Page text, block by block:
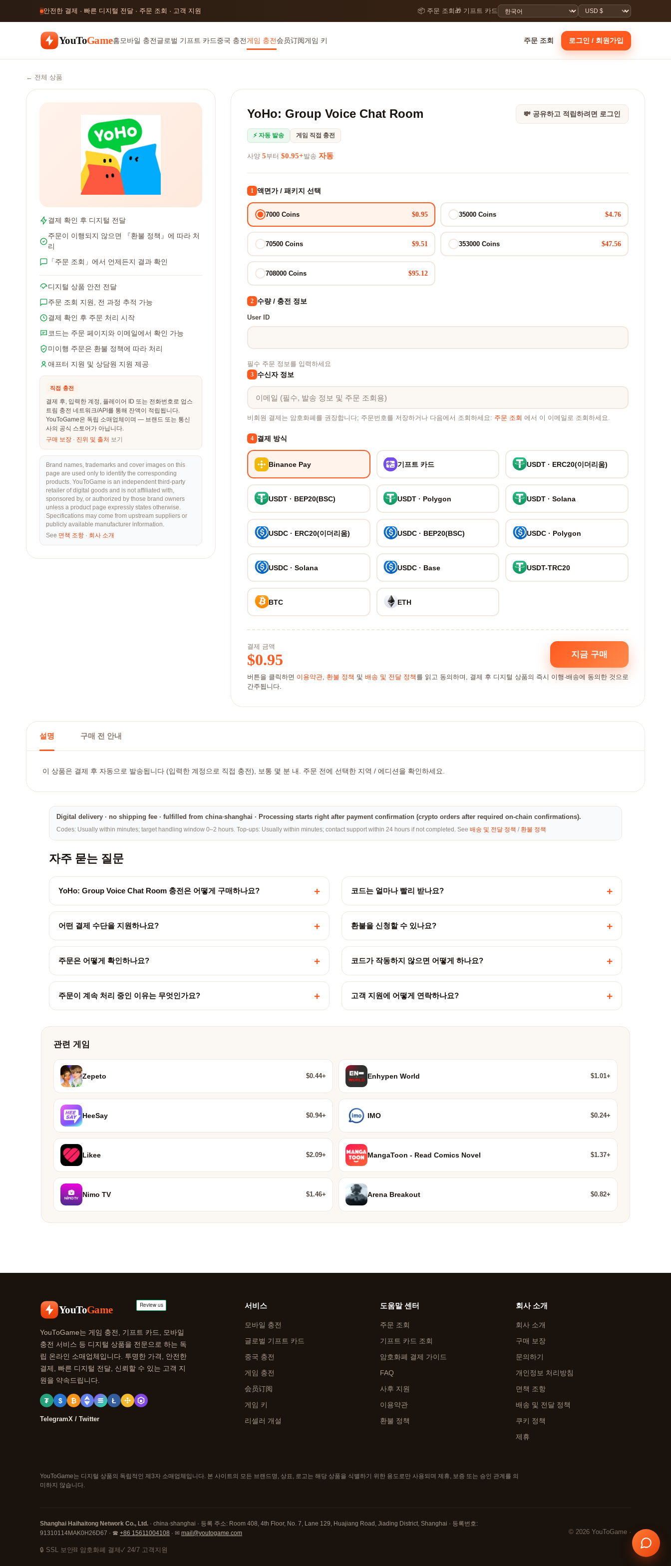
안전한 결제 · 빠른 디지털 전달 · 주문 조회 · 고객 지원 📦 주문 조회🎁 기프트 카드
YouToGame홈모바일 충전글로벌 기프트 카드중국 충전게임 충전会员订阅게임 키 주문 조회 로그인 / 회원가입
← 전체 상품
결제 확인 후 디지털 전달
주문이 이행되지 않으면 『환불 정책』에 따라 처
리
「주문 조회」에서 언제든지 결과 확인
디지털 상품 안전 전달
주문 조회 지원, 전 과정 추적 가능
결제 확인 후 주문 처리 시작
코드는 주문 페이지와 이메일에서 확인 가능
미이행 주문은 환불 정책에 따라 처리
애프터 지원 및 상담원 지원 제공
직접 충전
결제 후, 입력한 계정, 플레이어 ID 또는 전화번호로 업스
트림 충전 네트워크/API를 통해 잔액이 적립됩니다.
YouToGame은 독립 소매업체이며 — 브랜드 또는 통신
사의 공식 스토어가 아닙니다.
구매 보장 · 진위 및 출처 보기
Brand names, trademarks and cover images on this
page are used only to identify the corresponding
products. YouToGame is an independent third-party
retailer of digital goods and is not affiliated with,
sponsored by, or authorized by those brand owners
unless a product page expressly states otherwise.
Specifications may come from upstream suppliers or
publicly available manufacturer information.
See 면책 조항 · 회사 소개
💸 공유하고 적립하려면 로그인
YoHo: Group Voice Chat Room
⚡ 자동 발송 게임 직접 충전
사양 5부터 $0.95+발송 자동
1 액면가 / 패키지 선택
7000 Coins $0.95 35000 Coins $4.76
70500 Coins $9.51 353000 Coins $47.56
708000 Coins $95.12
2 수량 / 충전 정보
User ID
필수 주문 정보를 입력하세요
3 수신자 정보
비회원 결제는 암호화폐를 권장합니다; 주문번호를 저장하거나 다음에서 조회하세요: 주문 조회 에서 이 이메일로 조회하세요.
4 결제 방식
Binance Pay 기프트 카드 USDT · ERC20(이더리움)
USDT · BEP20(BSC) USDT · Polygon USDT · Solana
USDC · ERC20(이더리움) USDC · BEP20(BSC) USDC · Polygon
USDC · Solana USDC · Base USDT-TRC20
BTC ETH
결제 금액
$0.95 지금 구매
버튼을 클릭하면 이용약관, 환불 정책 및 배송 및 전달 정책 를 읽고 동의하며, 결제 후 디지털 상품의 즉시 이행·배송에 동의한 것으로
간주됩니다.
설명 구매 전 안내
이 상품은 결제 후 자동으로 발송됩니다 (입력한 계정으로 직접 충전), 보통 몇 분 내. 주문 전에 선택한 지역 / 에디션을 확인하세요.
Digital delivery · no shipping fee · fulfilled from china·shanghai · Processing starts right after payment confirmation (crypto orders after required on-chain confirmations).
Codes: Usually within minutes; target handling window 0–2 hours. Top-ups: Usually within minutes; contact support within 24 hours if not completed. See 배송 및 전달 정책 / 환불 정책
자주 묻는 질문
YoHo: Group Voice Chat Room 충전은 어떻게 구매하나요? + 코드는 얼마나 빨리 받나요? +
어떤 결제 수단을 지원하나요? + 환불을 신청할 수 있나요? +
주문은 어떻게 확인하나요? + 코드가 작동하지 않으면 어떻게 하나요? +
주문이 계속 처리 중인 이유는 무엇인가요? + 고객 지원에 어떻게 연락하나요? +
관련 게임
Zepeto $0.44+ Enhypen World $1.01+
HeeSay $0.94+ IMO $0.24+
Likee $2.09+ MangaToon - Read Comics Novel $1.37+
Nimo TV $1.46+ Arena Breakout $0.82+
YouToGame
YouToGame는 게임 충전, 기프트 카드, 모바일
충전 서비스 등 디지털 상품을 전문으로 하는 독
립 온라인 소매업체입니다. 투명한 가격, 안전한
결제, 빠른 디지털 전달, 신뢰할 수 있는 고객 지
원을 약속드립니다.
₮ $ ₿ Ł
TelegramX / Twitter
서비스
모바일 충전
글로벌 기프트 카드
중국 충전
게임 충전
会员订阅
게임 키
리셀러 개설
도움말 센터
주문 조회
기프트 카드 조회
암호화폐 결제 가이드
FAQ
사후 지원
이용약관
환불 정책
회사 소개
회사 소개
구매 보장
문의하기
개인정보 처리방침
면책 조항
배송 및 전달 정책
쿠키 정책
제휴
YouToGame는 디지털 상품의 독립적인 제3자 소매업체입니다. 본 사이트의 모든 브랜드명, 상표, 로고는 해당 상품을 식별하기 위한 용도로만 사용되며 제휴, 보증 또는 승인 관계를 의
미하지 않습니다.
Shanghai Haihaitong Network Co., Ltd. · china·shanghai · 등록 주소: Room 408, 4th Floor, No. 7, Lane 129, Huajiang Road, Jiading District, Shanghai · 등록번호:
91310114MAK0H26D67 · ☎ +86 15611004108 · ✉ mail@youtogame.com © 2026 YouToGame ·
🔒 SSL 보안⛓ 암호화폐 결제 ✓ 24/7 고객지원